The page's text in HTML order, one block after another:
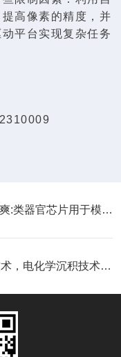
高像素的精度，并
平台实现复杂任务
中南大学陈翔/陈泽宇/赵爽:类器官芯片用于模拟肿瘤转移
Exaddon AG持续创新技术，电化学沉积技术实现超高分辨率打印